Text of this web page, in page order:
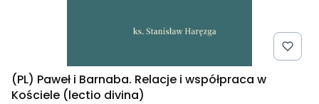
(PL) Paweł i Barnaba. Relacje i współpraca w
Kościele (lectio divina)